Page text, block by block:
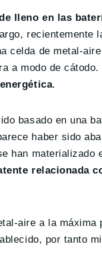
lleno en las
celda de metal-
a modo de cátodo.
.
basado en una
haber sido
han
relacionada
aire a la
por tanto